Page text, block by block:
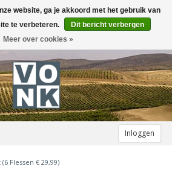
Inloggen
Flessen € 29,99)
website, ga je akkoord met het gebruik van
te verbeteren.
Dit bericht verbergen
Meer over cookies »